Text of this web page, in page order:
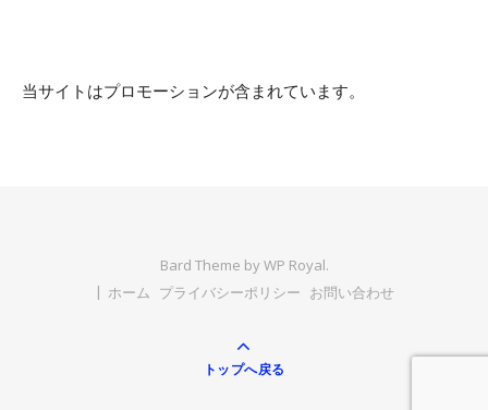
当サイトはプロモーションが含まれています。
Bard Theme byWP Royal.
ホーム プライバシーポリシー お問い合わせ
トップへ戻る